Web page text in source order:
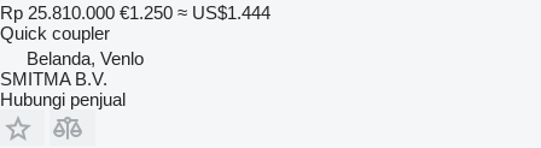
Rp 25.810.000 €1.250 ≈ US$1.444
Quick coupler
Belanda, Venlo
SMITMA B.V.
Hubungi penjual